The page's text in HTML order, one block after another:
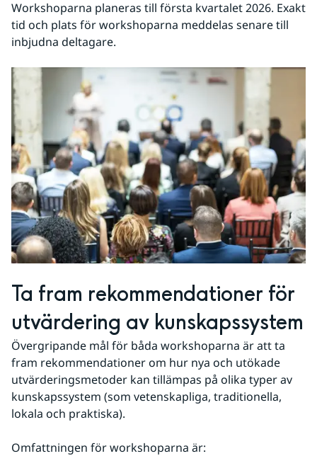
Workshoparna planeras till första kvartalet 2026. Exakt
tid och plats för workshoparna meddelas senare till
inbjudna deltagare.
Ta fram rekommendationer för
utvärdering av kunskapssystem
Övergripande mål för båda workshoparna är att ta
fram rekommendationer om hur nya och utökade
utvärderingsmetoder kan tillämpas på olika typer av
kunskapssystem (som vetenskapliga, traditionella,
lokala och praktiska).
Omfattningen för workshoparna är: